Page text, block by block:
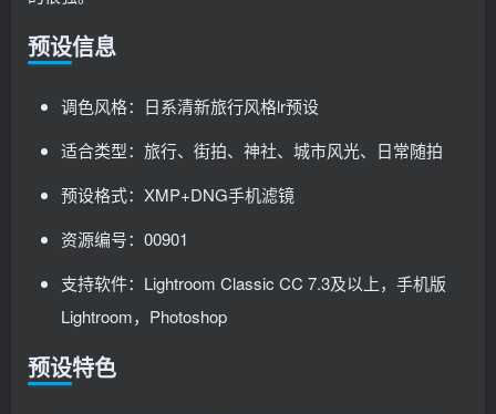
预设信息
调色风格：日系清新旅行风格lr预设
适合类型：旅行、街拍、神社、城市风光、日常随拍
预设格式：XMP+DNG手机滤镜
资源编号：00901
支持软件：Lightroom Classic CC 7.3及以上，手机版
Lightroom，Photoshop
预设特色